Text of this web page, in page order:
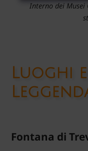
Interno dei Musei
Luoghi
Fontana di